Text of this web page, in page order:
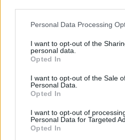
Personal Data Processing
I want to opt-out of the
personal data.
Opted In
I want to opt-out of the Sale
Personal Data.
Opted In
I want to opt-out of
Personal Data for Targeted
Opted In
Entre las actuaciones más
Comisión Permanente para
dos suplementos de crédito y
extraordinario. Esta reunión
continuidad a la ejecución de
proyectos POMAC, INTERREG
2023, financiados por el